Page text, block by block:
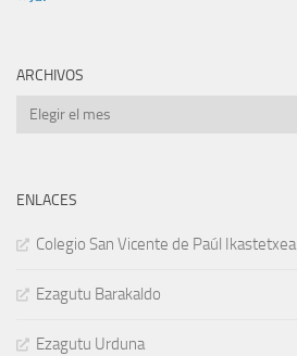
ARCHIVOS
Archivos
ENLACES
Colegio San Vicente de Paúl Ikastetxea
Ezagutu Barakaldo
Ezagutu Urduna